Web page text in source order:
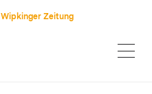
Wipkinger Zeitung